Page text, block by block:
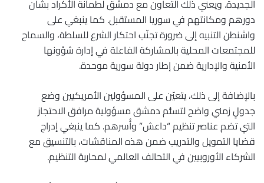
الجديدة. ويعني ذلك التعاون مع دمشق لطمأنة الأكراد بشأن
دورهم ومكانتهم في سوريا المستقبل. كما ينبغي على
واشنطن التنبيه إلى ضرورة تجنّب احتكار الشرع للسلطة، والسماح
للمجتمعات المحلية بالمشاركة الفاعلة في إدارة شؤونها
الأمنية والإدارية ضمن إطار دولة سورية موحدة.
بالإضافة إلى ذلك، يتعيّن على المسؤولين الأمريكيين وضع
جدولٍ زمني واضح لتسلُّم دمشق مسؤولية مرافق الاحتجاز
التي تضم عناصر تنظيم “داعش” وأُسرهم. كما ينبغي إدراج
قضايا التمويل والتدريب ضمن هذه المناقشات، بالتنسيق مع
الشركاء الأوروبيين في التحالف العالمي لمحاربة التنظيم.